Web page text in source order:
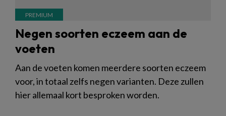
Negen soorten eczeem aan de
voeten
Aan de voeten komen meerdere soorten eczeem
voor, in totaal zelfs negen varianten. Deze zullen
hier allemaal kort besproken worden.